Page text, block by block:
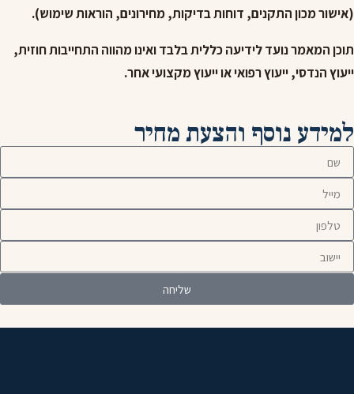
(אישור מכון התקנים, דוחות בדיקות, מחירונים, הוראות שימוש).
תוכן המאמר נועד לידיעה כללית בלבד ואינו מהווה התחייבות חוזית,
ייעוץ הנדסי, ייעוץ רפואי או ייעוץ מקצועי אחר.
למידע נוסף והצעת מחיר
שליחה